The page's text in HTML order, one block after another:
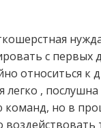
с первых
относиться
легко ,
но в